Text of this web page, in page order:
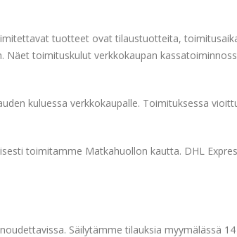
tuotteet ovat tilaustuotteita,
toimituskulut verkkokaupan
kuluessa verkkokaupalle. Toimituksessa
toimitamme Matkahuollon kautta. DHL
Säilytämme tilauksia myymälässä